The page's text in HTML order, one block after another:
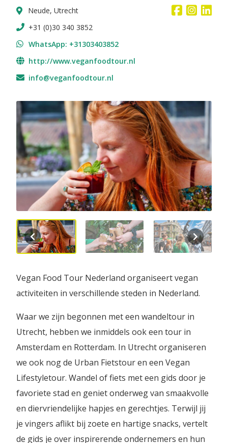
Neude, Utrecht
+31 (0)30 340 3852
WhatsApp: +31303403852
http://www.veganfoodtour.nl
info@veganfoodtour.nl
Vegan Food Tour Nederland organiseert vegan
activiteiten in verschillende steden in Nederland.
Waar we zijn begonnen met een wandeltour in
Utrecht, hebben we inmiddels ook een tour in
Amsterdam en Rotterdam. In Utrecht organiseren
we ook nog de Urban Fietstour en een Vegan
Lifestyletour. Wandel of fiets met een gids door je
favoriete stad en geniet onderweg van smaakvolle
en diervriendelijke hapjes en gerechtjes. Terwijl jij
je vingers aflikt bij zoete en hartige snacks, vertelt
de gids je over inspirerende ondernemers en hun